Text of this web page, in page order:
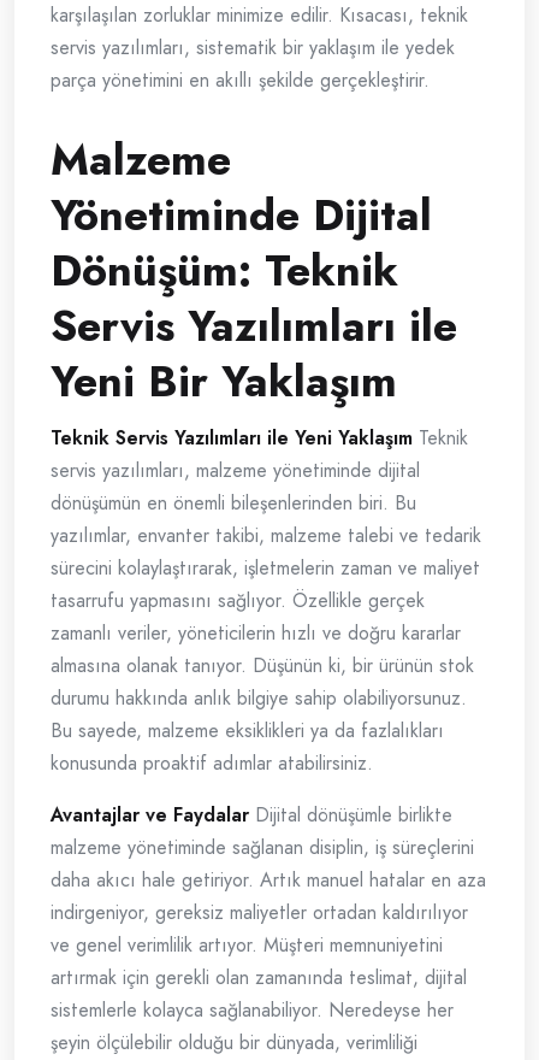
karşılaşılan zorluklar minimize edilir. Kısacası, teknik
servis yazılımları, sistematik bir yaklaşım ile yedek
parça yönetimini en akıllı şekilde gerçekleştirir.
Malzeme
Yönetiminde Dijital
Dönüşüm: Teknik
Servis Yazılımları ile
Yeni Bir Yaklaşım
Teknik Servis Yazılımları ile Yeni Yaklaşım Teknik
servis yazılımları, malzeme yönetiminde dijital
dönüşümün en önemli bileşenlerinden biri. Bu
yazılımlar, envanter takibi, malzeme talebi ve tedarik
sürecini kolaylaştırarak, işletmelerin zaman ve maliyet
tasarrufu yapmasını sağlıyor. Özellikle gerçek
zamanlı veriler, yöneticilerin hızlı ve doğru kararlar
almasına olanak tanıyor. Düşünün ki, bir ürünün stok
durumu hakkında anlık bilgiye sahip olabiliyorsunuz.
Bu sayede, malzeme eksiklikleri ya da fazlalıkları
konusunda proaktif adımlar atabilirsiniz.
Avantajlar ve Faydalar Dijital dönüşümle birlikte
malzeme yönetiminde sağlanan disiplin, iş süreçlerini
daha akıcı hale getiriyor. Artık manuel hatalar en aza
indirgeniyor, gereksiz maliyetler ortadan kaldırılıyor
ve genel verimlilik artıyor. Müşteri memnuniyetini
artırmak için gerekli olan zamanında teslimat, dijital
sistemlerle kolayca sağlanabiliyor. Neredeyse her
şeyin ölçülebilir olduğu bir dünyada, verimliliği